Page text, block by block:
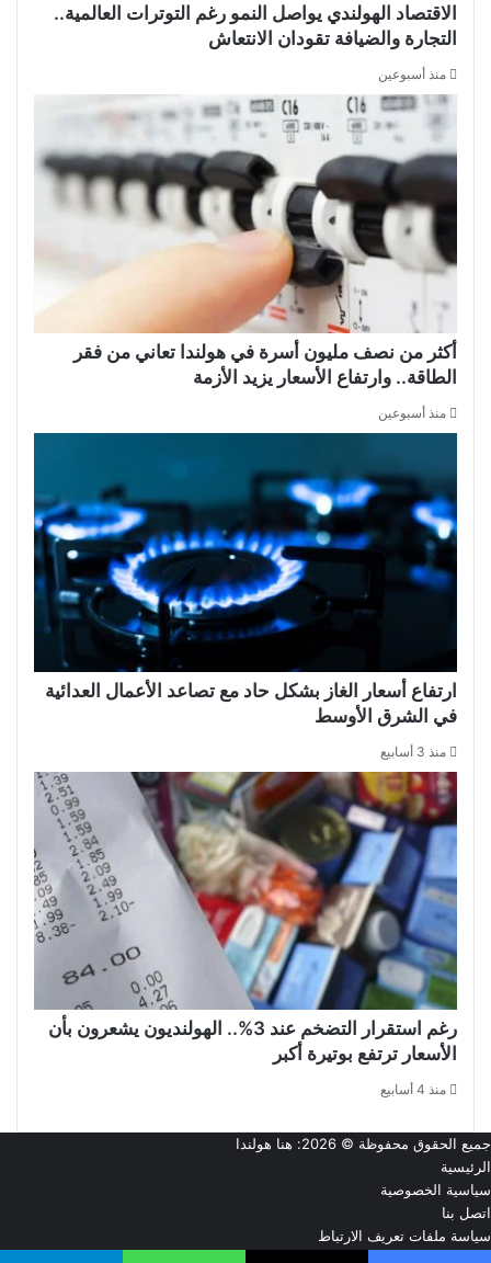
الاقتصاد الهولندي يواصل النمو رغم التوترات العالمية..
التجارة والضيافة تقودان الانتعاش
منذ أسبوعين
أكثر من نصف مليون أسرة في هولندا تعاني من فقر
الطاقة.. وارتفاع الأسعار يزيد الأزمة
منذ أسبوعين
ارتفاع أسعار الغاز بشكل حاد مع تصاعد الأعمال العدائية
في الشرق الأوسط
منذ 3 أسابيع
رغم استقرار التضخم عند 3%.. الهولنديون يشعرون بأن
الأسعار ترتفع بوتيرة أكبر
منذ 4 أسابيع
جميع الحقوق محفوظة © 2026:
هنا هولندا
الرئيسية
سياسية الخصوصية
اتصل بنا
سياسة ملفات تعريف الارتباط